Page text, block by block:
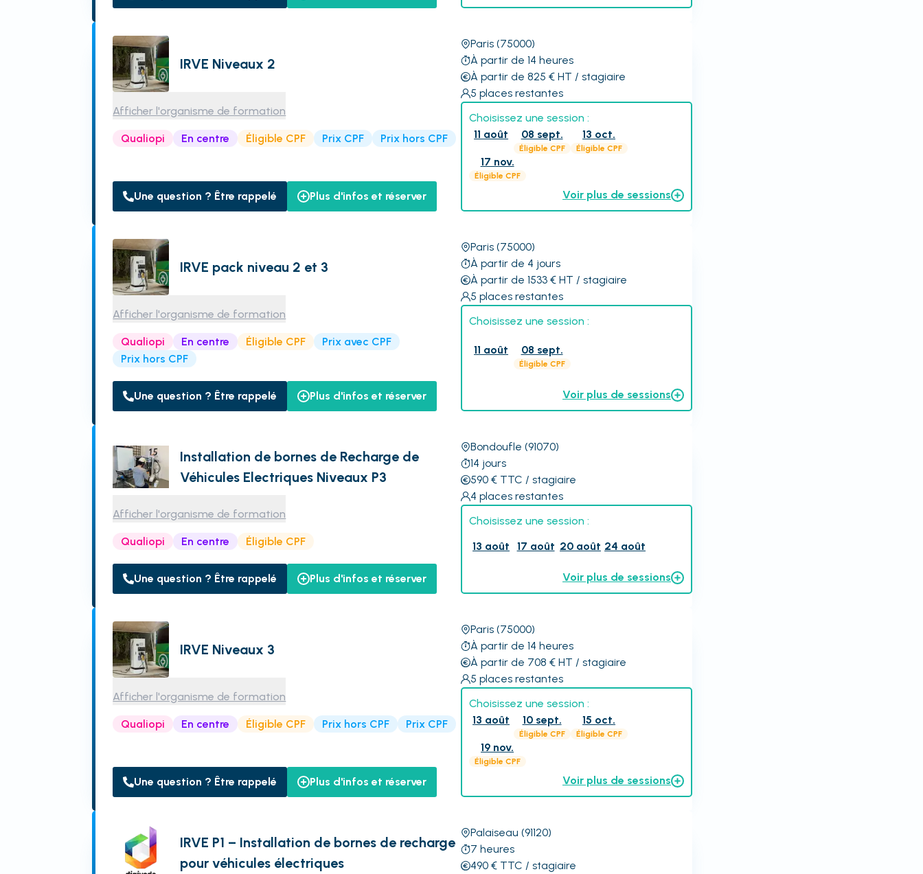
IRVE Niveaux 2
Afficher l'organisme de formation
Qualiopi En centre Éligible CPF Prix CPF Prix hors CPF
Une question ? Être rappelé Plus d'infos et réserver
Paris (75000)
À partir de 14 heures
À partir de 825 € HT / stagiaire
5 places restantes
Choisissez une session :
11 août
08 sept.
Éligible CPF
13 oct.
Éligible CPF
17 nov.
Éligible CPF
Voir plus de sessions
IRVE pack niveau 2 et 3
Afficher l'organisme de formation
Qualiopi En centre Éligible CPF
Prix avec CPF
Prix hors CPF
Une question ? Être rappelé Plus d'infos et réserver
Paris (75000)
À partir de 4 jours
À partir de 1533€ HT / stagiaire
5 places restantes
Choisissez une session :
11 août 08 sept.
Éligible CPF
Voir plus de sessions
Installation de bornes de Recharge de
Véhicules Electriques Niveaux P3
Afficher l'organisme de formation
Qualiopi En centre Éligible CPF
Une question ? Être rappelé Plus d'infos et réserver
Bondoufle (91070)
14 jours
590€ TTC / stagiaire
4 places restantes
Choisissez une session :
13 août
17 août 20 août 24 août
Voir plus de sessions
IRVE Niveaux 3
Afficher l'organisme de formation
Qualiopi En centre Éligible CPF Prix hors CPF Prix CPF
Une question ? Être rappelé Plus d'infos et réserver
Paris (75000)
À partir de 14 heures
À partir de 708 € HT / stagiaire
5 places restantes
Choisissez une session :
13 août
10 sept.
Éligible CPF
15 oct.
Éligible CPF
19 nov.
Éligible CPF
Voir plus de sessions
IRVE P1 – Installation de bornes de recharge
pour véhicules électriques
Palaiseau (91120)
7 heures
490€ TTC / stagiaire